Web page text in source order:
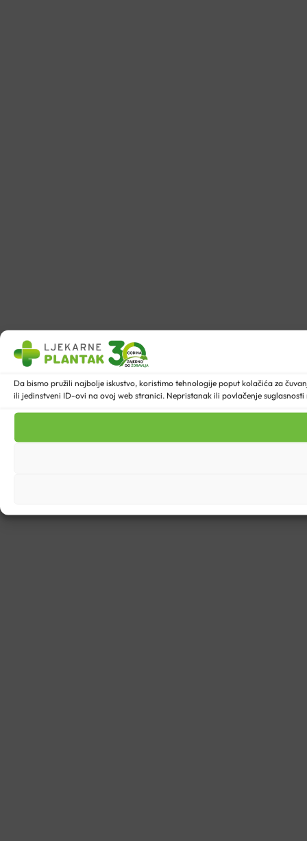
Da bismo pružili najbolje iskustvo, koristimo tehnologije poput kolačića za
ili jedinstveni ID-ovi na ovoj web stranici. Nepristanak ili povlačenje